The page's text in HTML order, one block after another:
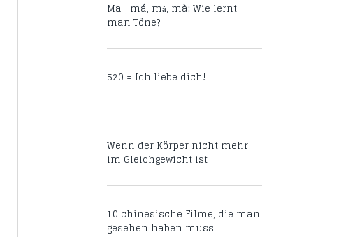
Mā, má, mǎ, mà: Wie lernt
man Töne?
520 = Ich liebe dich!
Wenn der Körper nicht mehr
im Gleichgewicht ist
10 chinesische Filme, die man
gesehen haben muss